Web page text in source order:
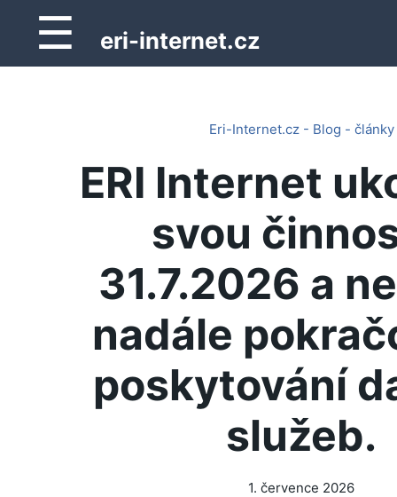
☰ eri-internet.cz
Eri-Internet.cz - Blog - články
ERI Internet
svou
31.7.2026 a
nadále
poskytování
služeb.
1. července 2026